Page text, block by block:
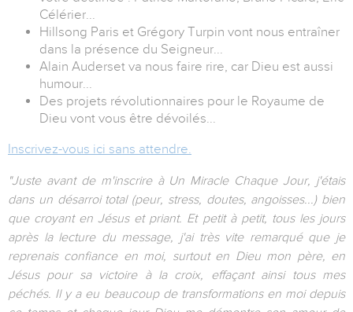
Célérier...
Hillsong Paris et Grégory Turpin vont nous entraîner
dans la présence du Seigneur...
Alain Auderset va nous faire rire, car Dieu est aussi
humour...
Des projets révolutionnaires pour le Royaume de
Dieu vont vous être dévoilés...
Inscrivez-vous ici sans attendre.
"Juste avant de m'inscrire à Un Miracle Chaque Jour, j'étais
dans un désarroi total (peur, stress, doutes, angoisses...) bien
que croyant en Jésus et priant. Et petit à petit, tous les jours
après la lecture du message, j'ai très vite remarqué que je
reprenais confiance en moi, surtout en Dieu mon père, en
Jésus pour sa victoire à la croix, effaçant ainsi tous mes
péchés. Il y a eu beaucoup de transformations en moi depuis